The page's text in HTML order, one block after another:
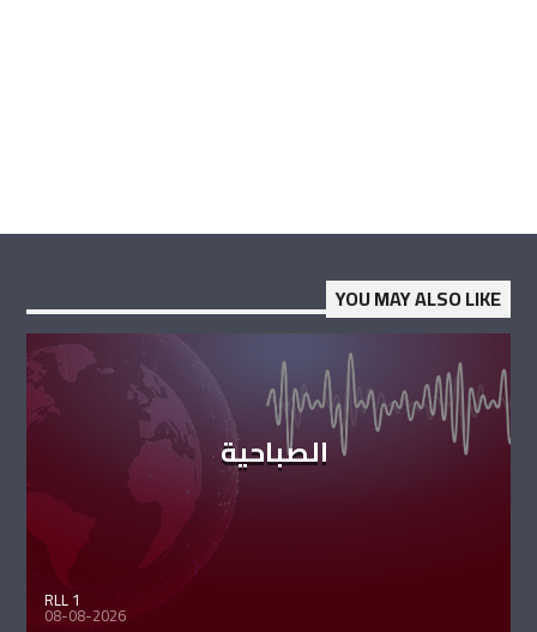
YOU MAY ALSO LIKE
الصباحية
RLL 1
08-08-2026